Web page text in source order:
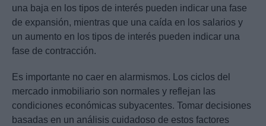
una baja en los tipos de interés pueden indicar una fase
de expansión, mientras que una caída en los salarios y
un aumento en los tipos de interés pueden indicar una
fase de contracción.
Es importante no caer en alarmismos. Los ciclos del
mercado inmobiliario son normales y reflejan las
condiciones económicas subyacentes. Tomar decisiones
basadas en un análisis cuidadoso de estos factores